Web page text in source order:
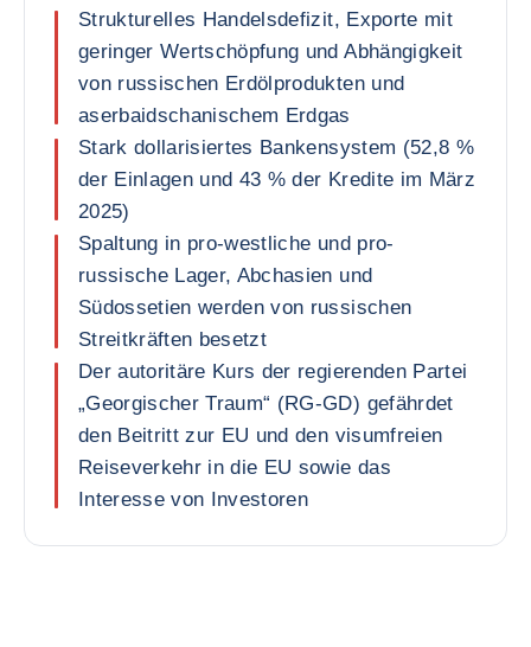
Strukturelles Handelsdefizit, Exporte mit
geringer Wertschöpfung und Abhängigkeit
von russischen Erdölprodukten und
aserbaidschanischem Erdgas
Stark dollarisiertes Bankensystem (52,8 %
der Einlagen und 43 % der Kredite im März
2025)
Spaltung in pro-westliche und pro-
russische Lager, Abchasien und
Südossetien werden von russischen
Streitkräften besetzt
Der autoritäre Kurs der regierenden Partei
„Georgischer Traum“ (RG-GD) gefährdet
den Beitritt zur EU und den visumfreien
Reiseverkehr in die EU sowie das
Interesse von Investoren